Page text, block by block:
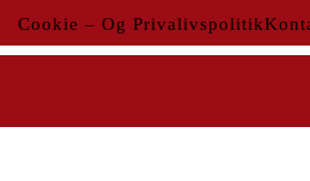
Cookie – Og Privalivspolitik